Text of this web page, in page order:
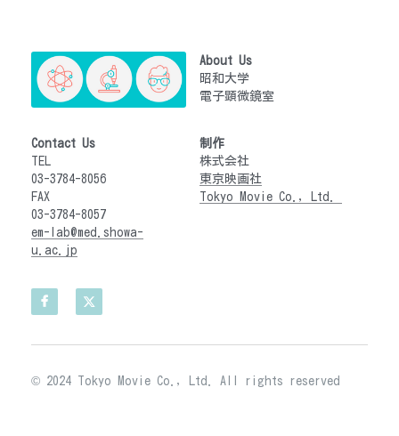
About Us
昭和大学
電子顕微鏡室
Contact Us
TEL
03-3784-8056
FAX
03-3784-8057
em-lab@med.showa-
u.ac.jp
制作
株式会社
東京映画社
Tokyo Movie Co., Ltd.
© 2024 Tokyo Movie Co., Ltd. All rights reserved